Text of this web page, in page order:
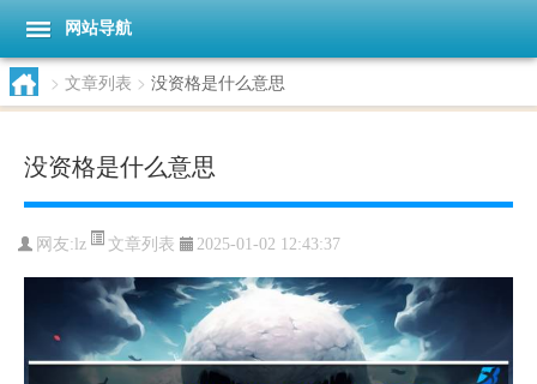
网站导航
> 文章列表 > 没资格是什么意思
没资格是什么意思
网友: lz 文章列表 2025-01-02 12:43:37